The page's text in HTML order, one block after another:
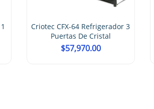
Criotec CFX-64 Refrigerador 3
Puertas De Cristal
$57,970.00